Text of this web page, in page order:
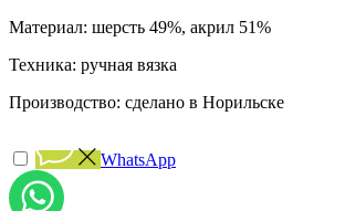
Материал: шерсть 49%, акрил 51%
Техника: ручная вязка
Производство: сделано в Норильске
WhatsApp